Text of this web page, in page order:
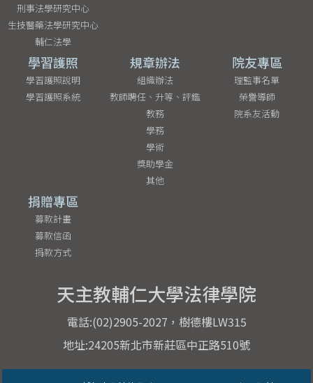
刑事法學研究中心
生技醫藥法學研究中心
輔仁法學
學習護照
學習護照說明
學習護照系統
規章辦法
組織辦法
教師聘任、升等、評鑑
教務
學務
學術
獎助學金
其他
院友專區
理監事名單
榮譽導師
院系友活動
捐贈專區
募款計畫
募款信函
捐款方式
天主教輔仁大學法律學院
電話:(02)2905-2027，樹德樓LW315
地址:24205新北市新莊區中正路510號